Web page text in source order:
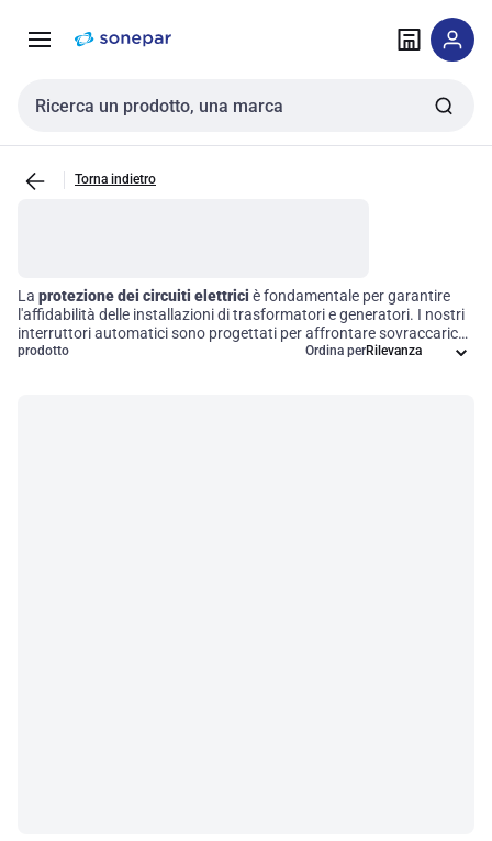
navigazione alla
Cerca input
Torna indietro
La protezione dei circuiti elettrici è fondamentale per garantire
l'affidabilità delle installazioni di trasformatori e generatori. I nostri
interruttori automatici sono progettati per affrontare sovraccarichi
e cortocircuiti, offrendo una soluzione efficace per salvaguardare i
prodotto Ordina per